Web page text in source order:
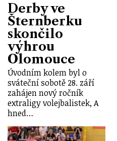
Derby ve
Šternberku
skončilo
výhrou
Olomouce
Úvodním kolem byl o
sváteční sobotě 28. září
zahájen nový ročník
extraligy volejbalistek, A
hned…